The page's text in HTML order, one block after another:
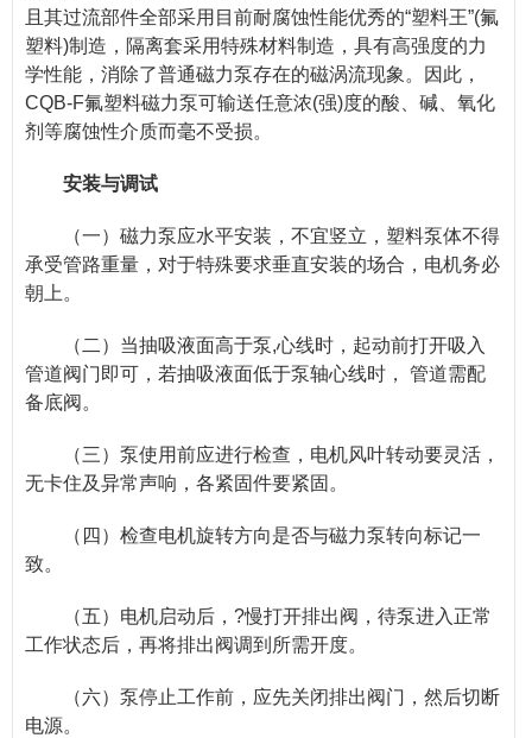
且其过流部件全部采用目前耐腐蚀性能优秀的“塑料王”(氟
塑料)制造，隔离套采用特殊材料制造，具有高强度的力
学性能，消除了普通磁力泵存在的磁涡流现象。因此，
CQB-F氟塑料磁力泵可输送任意浓(强)度的酸、碱、氧化
剂等腐蚀性介质而毫不受损。
安装与调试
（一）磁力泵应水平安装，不宜竖立，塑料泵体不得
承受管路重量，对于特殊要求垂直安装的场合，电机务必
朝上。
（二）当抽吸液面高于泵,心线时，起动前打开吸入
管道阀门即可，若抽吸液面低于泵轴心线时， 管道需配
备底阀。
（三）泵使用前应进行检查，电机风叶转动要灵活，
无卡住及异常声响，各紧固件要紧固。
（四）检查电机旋转方向是否与磁力泵转向标记一
致。
（五）电机启动后，?慢打开排出阀，待泵进入正常
工作状态后，再将排出阀调到所需开度。
（六）泵停止工作前，应先关闭排出阀门，然后切断
电源。